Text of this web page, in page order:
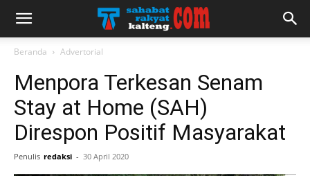
Beranda Advertorial
Menpora Terkesan Senam
Stay at Home (SAH)
Direspon Positif Masyarakat
Penulis redaksi - 30 April 2020